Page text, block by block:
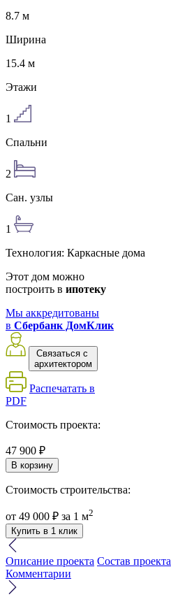
8.7 м
Ширина
15.4 м
Этажи
1
Спальни
2
Сан. узлы
1
Технология: Каркасные дома
Этот дом можно
построить в ипотеку
Мы аккредитованы
в Сбербанк ДомКлик
Связаться с
архитектором
Распечатать в
PDF
Стоимость проекта:
47 900 ₽
В корзину
Стоимость строительства:
от 49 000 ₽ за 1 м2
Купить в 1 клик
Описание проекта Состав проекта
Комментарии